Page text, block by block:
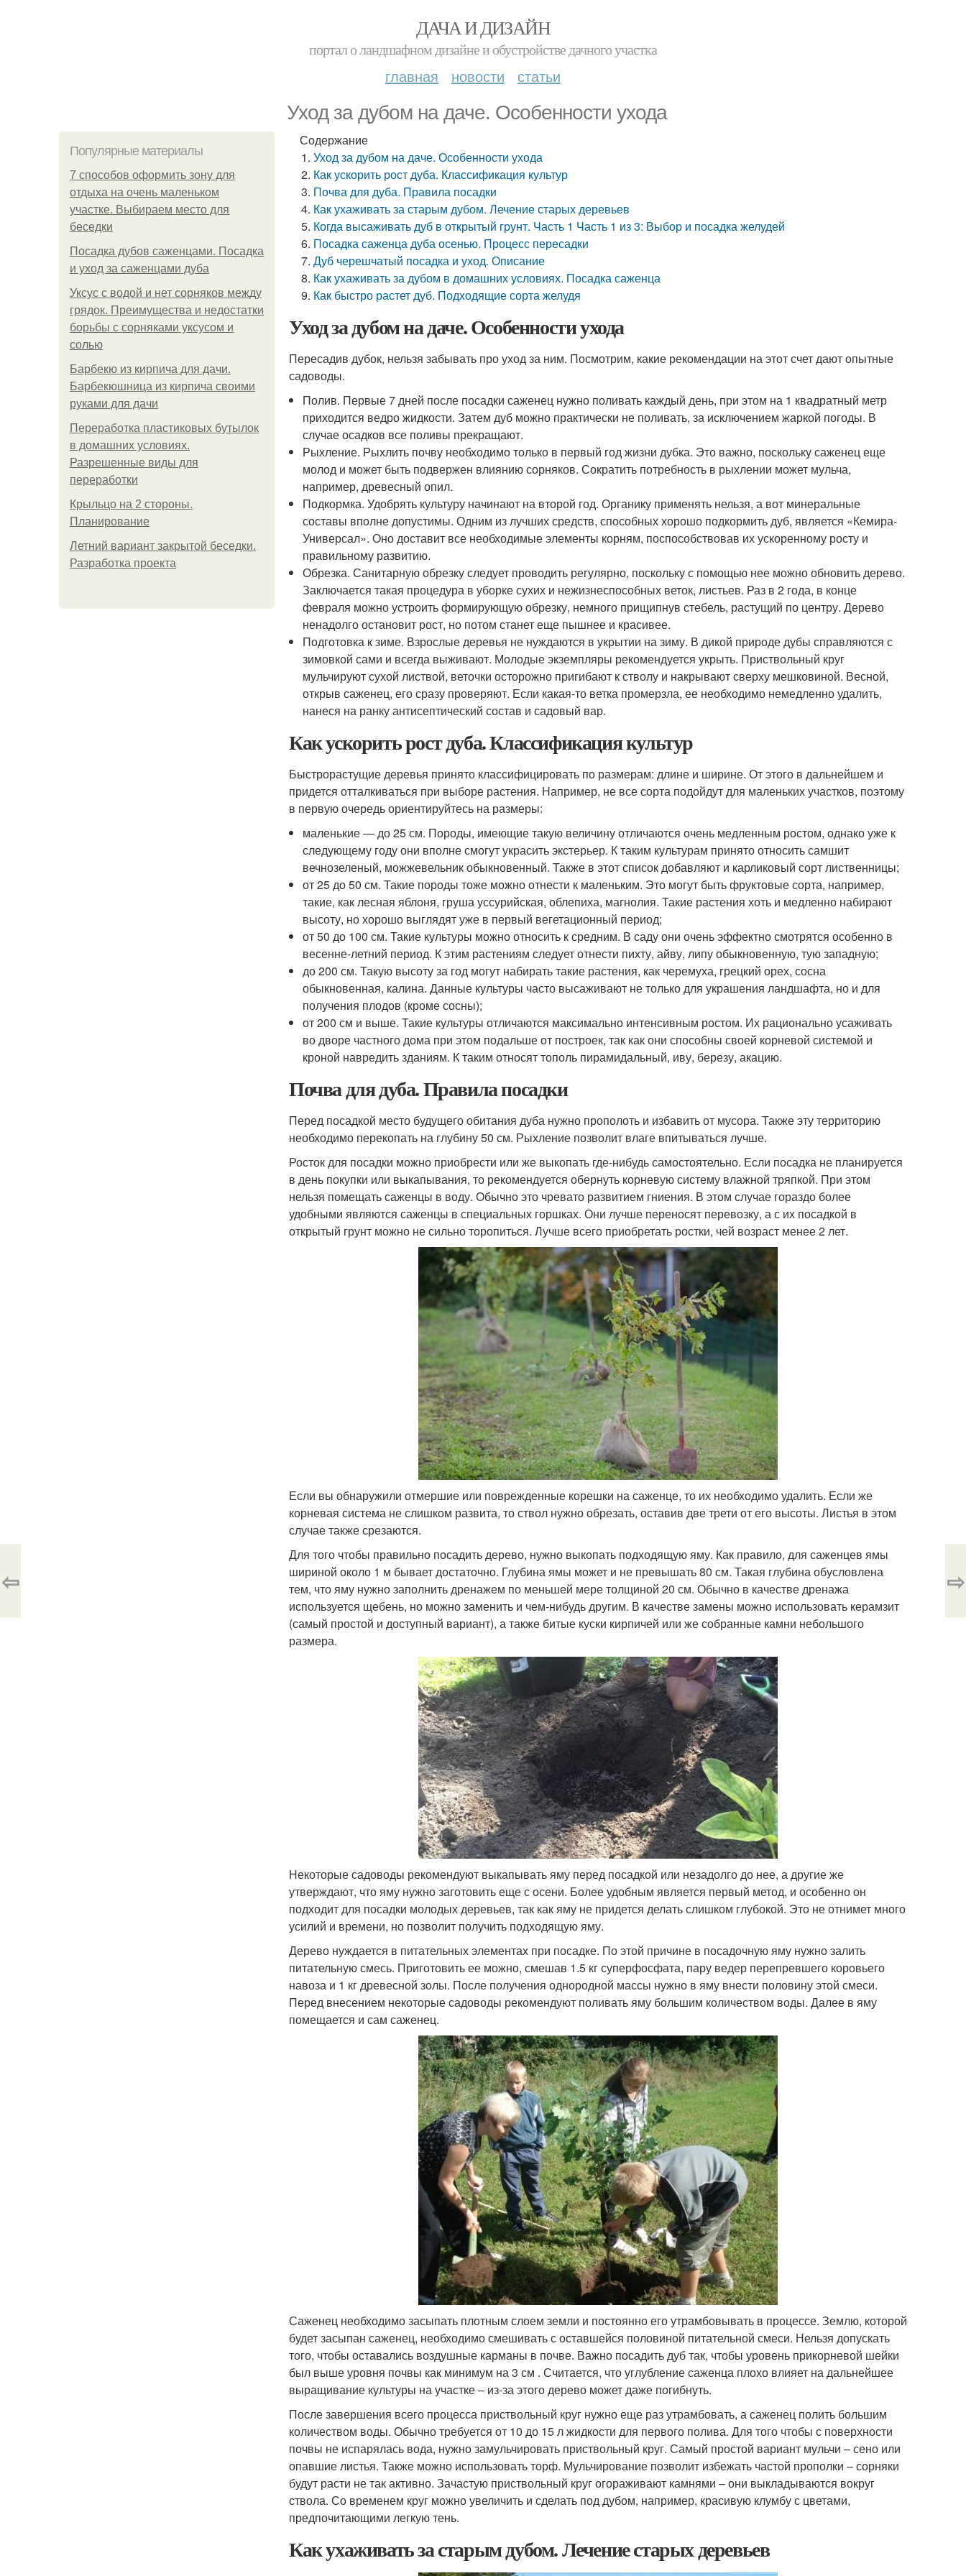
ДАЧА И ДИЗАЙН
портал о ландшафном дизайне и обустройстве дачного участка
главная новости статьи
Уход за дубом на даче. Особенности ухода
Популярные материалы
7 способов оформить зону для
отдыха на очень маленьком
участке. Выбираем место для
беседки
Посадка дубов саженцами. Посадка
и уход за саженцами дуба
Уксус с водой и нет сорняков между
грядок. Преимущества и недостатки
борьбы с сорняками уксусом и
солью
Барбекю из кирпича для дачи.
Барбекюшница из кирпича своими
руками для дачи
Переработка пластиковых бутылок
в домашних условиях.
Разрешенные виды для
переработки
Крыльцо на 2 стороны.
Планирование
Летний вариант закрытой беседки.
Разработка проекта
Содержание
Уход за дубом на даче. Особенности ухода
Как ускорить рост дуба. Классификация культур
Почва для дуба. Правила посадки
Как ухаживать за старым дубом. Лечение старых деревьев
Когда высаживать дуб в открытый грунт. Часть 1 Часть 1 из 3: Выбор и посадка желудей
Посадка саженца дуба осенью. Процесс пересадки
Дуб черешчатый посадка и уход. Описание
Как ухаживать за дубом в домашних условиях. Посадка саженца
Как быстро растет дуб. Подходящие сорта желудя
Уход за дубом на даче. Особенности ухода
Пересадив дубок, нельзя забывать про уход за ним. Посмотрим, какие рекомендации на этот счет дают опытные
садоводы.
Полив. Первые 7 дней после посадки саженец нужно поливать каждый день, при этом на 1 квадратный метр
приходится ведро жидкости. Затем дуб можно практически не поливать, за исключением жаркой погоды. В
случае осадков все поливы прекращают.
Рыхление. Рыхлить почву необходимо только в первый год жизни дубка. Это важно, поскольку саженец еще
молод и может быть подвержен влиянию сорняков. Сократить потребность в рыхлении может мульча,
например, древесный опил.
Подкормка. Удобрять культуру начинают на второй год. Органику применять нельзя, а вот минеральные
составы вполне допустимы. Одним из лучших средств, способных хорошо подкормить дуб, является «Кемира-
Универсал». Оно доставит все необходимые элементы корням, поспособствовав их ускоренному росту и
правильному развитию.
Обрезка. Санитарную обрезку следует проводить регулярно, поскольку с помощью нее можно обновить дерево.
Заключается такая процедура в уборке сухих и нежизнеспособных веток, листьев. Раз в 2 года, в конце
февраля можно устроить формирующую обрезку, немного прищипнув стебель, растущий по центру. Дерево
ненадолго остановит рост, но потом станет еще пышнее и красивее.
Подготовка к зиме. Взрослые деревья не нуждаются в укрытии на зиму. В дикой природе дубы справляются с
зимовкой сами и всегда выживают. Молодые экземпляры рекомендуется укрыть. Приствольный круг
мульчируют сухой листвой, веточки осторожно пригибают к стволу и накрывают сверху мешковиной. Весной,
открыв саженец, его сразу проверяют. Если какая-то ветка промерзла, ее необходимо немедленно удалить,
нанеся на ранку антисептический состав и садовый вар.
Как ускорить рост дуба. Классификация культур
Быстрорастущие деревья принято классифицировать по размерам: длине и ширине. От этого в дальнейшем и
придется отталкиваться при выборе растения. Например, не все сорта подойдут для маленьких участков, поэтому
в первую очередь ориентируйтесь на размеры:
маленькие — до 25 см. Породы, имеющие такую величину отличаются очень медленным ростом, однако уже к
следующему году они вполне смогут украсить экстерьер. К таким культурам принято относить самшит
вечнозеленый, можжевельник обыкновенный. Также в этот список добавляют и карликовый сорт лиственницы;
от 25 до 50 см. Такие породы тоже можно отнести к маленьким. Это могут быть фруктовые сорта, например,
такие, как лесная яблоня, груша уссурийская, облепиха, магнолия. Такие растения хоть и медленно набирают
высоту, но хорошо выглядят уже в первый вегетационный период;
от 50 до 100 см. Такие культуры можно относить к средним. В саду они очень эффектно смотрятся особенно в
весенне-летний период. К этим растениям следует отнести пихту, айву, липу обыкновенную, тую западную;
до 200 см. Такую высоту за год могут набирать такие растения, как черемуха, грецкий орех, сосна
обыкновенная, калина. Данные культуры часто высаживают не только для украшения ландшафта, но и для
получения плодов (кроме сосны);
от 200 см и выше. Такие культуры отличаются максимально интенсивным ростом. Их рационально усаживать
во дворе частного дома при этом подальше от построек, так как они способны своей корневой системой и
кроной навредить зданиям. К таким относят тополь пирамидальный, иву, березу, акацию.
Почва для дуба. Правила посадки
Перед посадкой место будущего обитания дуба нужно прополоть и избавить от мусора. Также эту территорию
необходимо перекопать на глубину 50 см. Рыхление позволит влаге впитываться лучше.
Росток для посадки можно приобрести или же выкопать где-нибудь самостоятельно. Если посадка не планируется
в день покупки или выкапывания, то рекомендуется обернуть корневую систему влажной тряпкой. При этом
нельзя помещать саженцы в воду. Обычно это чревато развитием гниения. В этом случае гораздо более
удобными являются саженцы в специальных горшках. Они лучше переносят перевозку, а с их посадкой в
открытый грунт можно не сильно торопиться. Лучше всего приобретать ростки, чей возраст менее 2 лет.
Если вы обнаружили отмершие или поврежденные корешки на саженце, то их необходимо удалить. Если же
корневая система не слишком развита, то ствол нужно обрезать, оставив две трети от его высоты. Листья в этом
случае также срезаются.
Для того чтобы правильно посадить дерево, нужно выкопать подходящую яму. Как правило, для саженцев ямы
шириной около 1 м бывает достаточно. Глубина ямы может и не превышать 80 см. Такая глубина обусловлена
тем, что яму нужно заполнить дренажем по меньшей мере толщиной 20 см. Обычно в качестве дренажа
используется щебень, но можно заменить и чем-нибудь другим. В качестве замены можно использовать керамзит
(самый простой и доступный вариант), а также битые куски кирпичей или же собранные камни небольшого
размера.
Некоторые садоводы рекомендуют выкапывать яму перед посадкой или незадолго до нее, а другие же
утверждают, что яму нужно заготовить еще с осени. Более удобным является первый метод, и особенно он
подходит для посадки молодых деревьев, так как яму не придется делать слишком глубокой. Это не отнимет много
усилий и времени, но позволит получить подходящую яму.
Дерево нуждается в питательных элементах при посадке. По этой причине в посадочную яму нужно залить
питательную смесь. Приготовить ее можно, смешав 1.5 кг суперфосфата, пару ведер перепревшего коровьего
навоза и 1 кг древесной золы. После получения однородной массы нужно в яму внести половину этой смеси.
Перед внесением некоторые садоводы рекомендуют поливать яму большим количеством воды. Далее в яму
помещается и сам саженец.
Саженец необходимо засыпать плотным слоем земли и постоянно его утрамбовывать в процессе. Землю, которой
будет засыпан саженец, необходимо смешивать с оставшейся половиной питательной смеси. Нельзя допускать
того, чтобы оставались воздушные карманы в почве. Важно посадить дуб так, чтобы уровень прикорневой шейки
был выше уровня почвы как минимум на 3 см . Считается, что углубление саженца плохо влияет на дальнейшее
выращивание культуры на участке – из-за этого дерево может даже погибнуть.
После завершения всего процесса приствольный круг нужно еще раз утрамбовать, а саженец полить большим
количеством воды. Обычно требуется от 10 до 15 л жидкости для первого полива. Для того чтобы с поверхности
почвы не испарялась вода, нужно замульчировать приствольный круг. Самый простой вариант мульчи – сено или
опавшие листья. Также можно использовать торф. Мульчирование позволит избежать частой прополки – сорняки
будут расти не так активно. Зачастую приствольный круг огораживают камнями – они выкладываются вокруг
ствола. Со временем круг можно увеличить и сделать под дубом, например, красивую клумбу с цветами,
предпочитающими легкую тень.
Как ухаживать за старым дубом. Лечение старых деревьев
⇦ ⇨